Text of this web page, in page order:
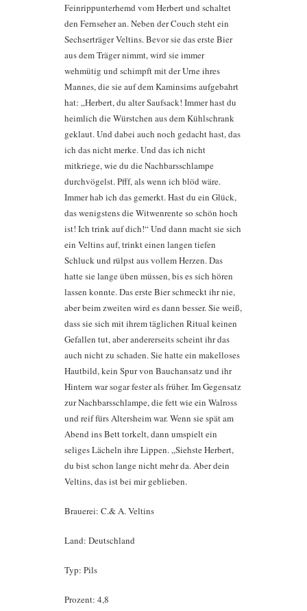
Feinrippunterhemd vom Herbert und schaltet
den Fernseher an. Neben der Couch steht ein
Sechserträger Veltins. Bevor sie das erste Bier
aus dem Träger nimmt, wird sie immer
wehmütig und schimpft mit der Urne ihres
Mannes, die sie auf dem Kaminsims aufgebahrt
hat: „Herbert, du alter Saufsack! Immer hast du
heimlich die Würstchen aus dem Kühlschrank
geklaut. Und dabei auch noch gedacht hast, das
ich das nicht merke. Und das ich nicht
mitkriege, wie du die Nachbarsschlampe
durchvögelst. Pfff, als wenn ich blöd wäre.
Immer hab ich das gemerkt. Hast du ein Glück,
das wenigstens die Witwenrente so schön hoch
ist! Ich trink auf dich!“ Und dann macht sie sich
ein Veltins auf, trinkt einen langen tiefen
Schluck und rülpst aus vollem Herzen. Das
hatte sie lange üben müssen, bis es sich hören
lassen konnte. Das erste Bier schmeckt ihr nie,
aber beim zweiten wird es dann besser. Sie weiß,
dass sie sich mit ihrem täglichen Ritual keinen
Gefallen tut, aber andererseits scheint ihr das
auch nicht zu schaden. Sie hatte ein makelloses
Hautbild, kein Spur von Bauchansatz und ihr
Hintern war sogar fester als früher. Im Gegensatz
zur Nachbarsschlampe, die fett wie ein Walross
und reif fürs Altersheim war. Wenn sie spät am
Abend ins Bett torkelt, dann umspielt ein
seliges Lächeln ihre Lippen. „Siehste Herbert,
du bist schon lange nicht mehr da. Aber dein
Veltins, das ist bei mir geblieben.
Brauerei: C.& A. Veltins
Land: Deutschland
Typ: Pils
Prozent: 4,8